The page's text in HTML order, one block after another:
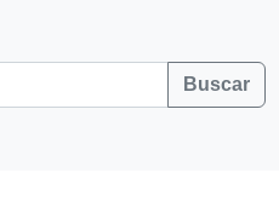
Buscar